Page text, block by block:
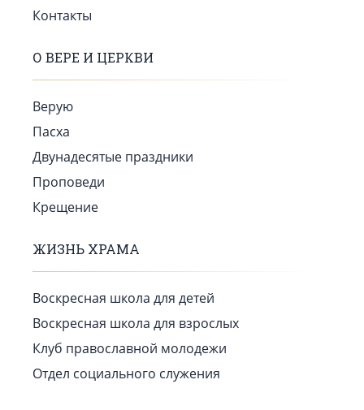
Контакты
О ВЕРЕ И ЦЕРКВИ
Верую
Пасха
Двунадесятые праздники
Проповеди
Крещение
ЖИЗНЬ ХРАМА
Воскресная школа для детей
Воскресная школа для взрослых
Клуб православной молодежи
Отдел социального служения